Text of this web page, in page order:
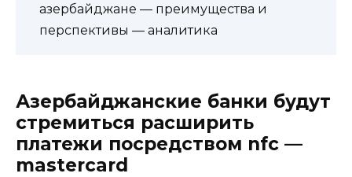
азербайджане — преимущества и
перспективы — аналитика
Азербайджанские банки будут
стремиться расширить
платежи посредством nfc —
mastercard